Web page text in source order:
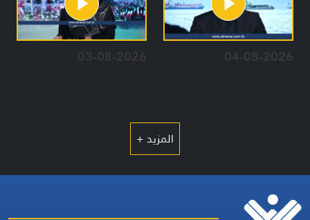
04-08-2026
03-08-2026
المزيد +